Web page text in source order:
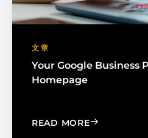
文章
Your Google Business
Homepage
READ MORE: YOUR